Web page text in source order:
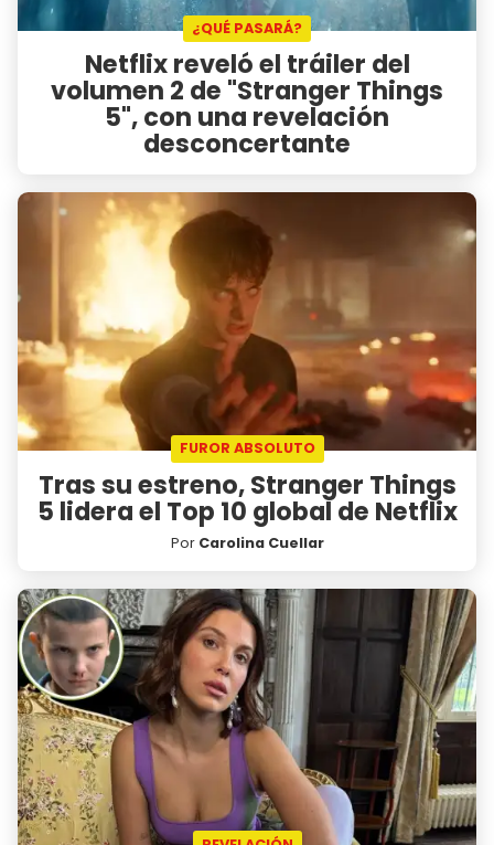
¿QUÉ PASARÁ?
Netflix reveló el tráiler del
volumen 2 de "Stranger Things
5", con una revelación
desconcertante
FUROR ABSOLUTO
Tras su estreno, Stranger Things
5 lidera el Top 10 global de Netflix
Por Carolina Cuellar